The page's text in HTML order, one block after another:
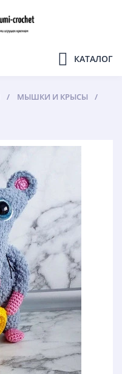
КАТАЛОГ
МЫШКИ И КРЫСЫ